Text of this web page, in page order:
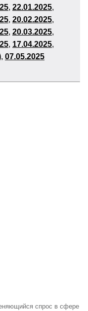
, 22.01.2025,
, 20.02.2025,
, 20.03.2025,
, 17.04.2025,
, 07.05.2025
спрос в сфере